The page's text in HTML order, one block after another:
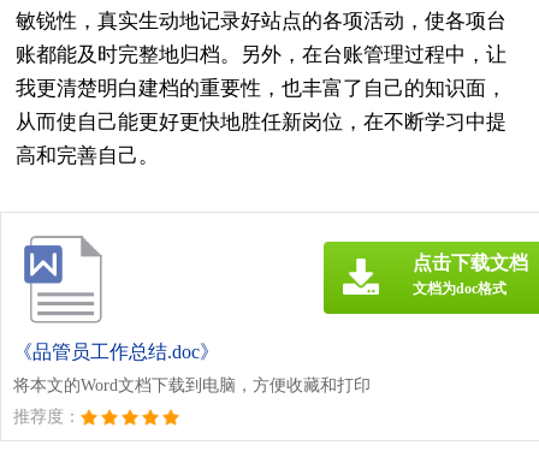
敏锐性，真实生动地记录好站点的各项活动，使各项台
账都能及时完整地归档。另外，在台账管理过程中，让
我更清楚明白建档的重要性，也丰富了自己的知识面，
从而使自己能更好更快地胜任新岗位，在不断学习中提
高和完善自己。
《品管员工作总结.doc》
将本文的Word文档下载到电脑，方便收藏和打印
推荐度：
点击下载文档
文档为doc格式